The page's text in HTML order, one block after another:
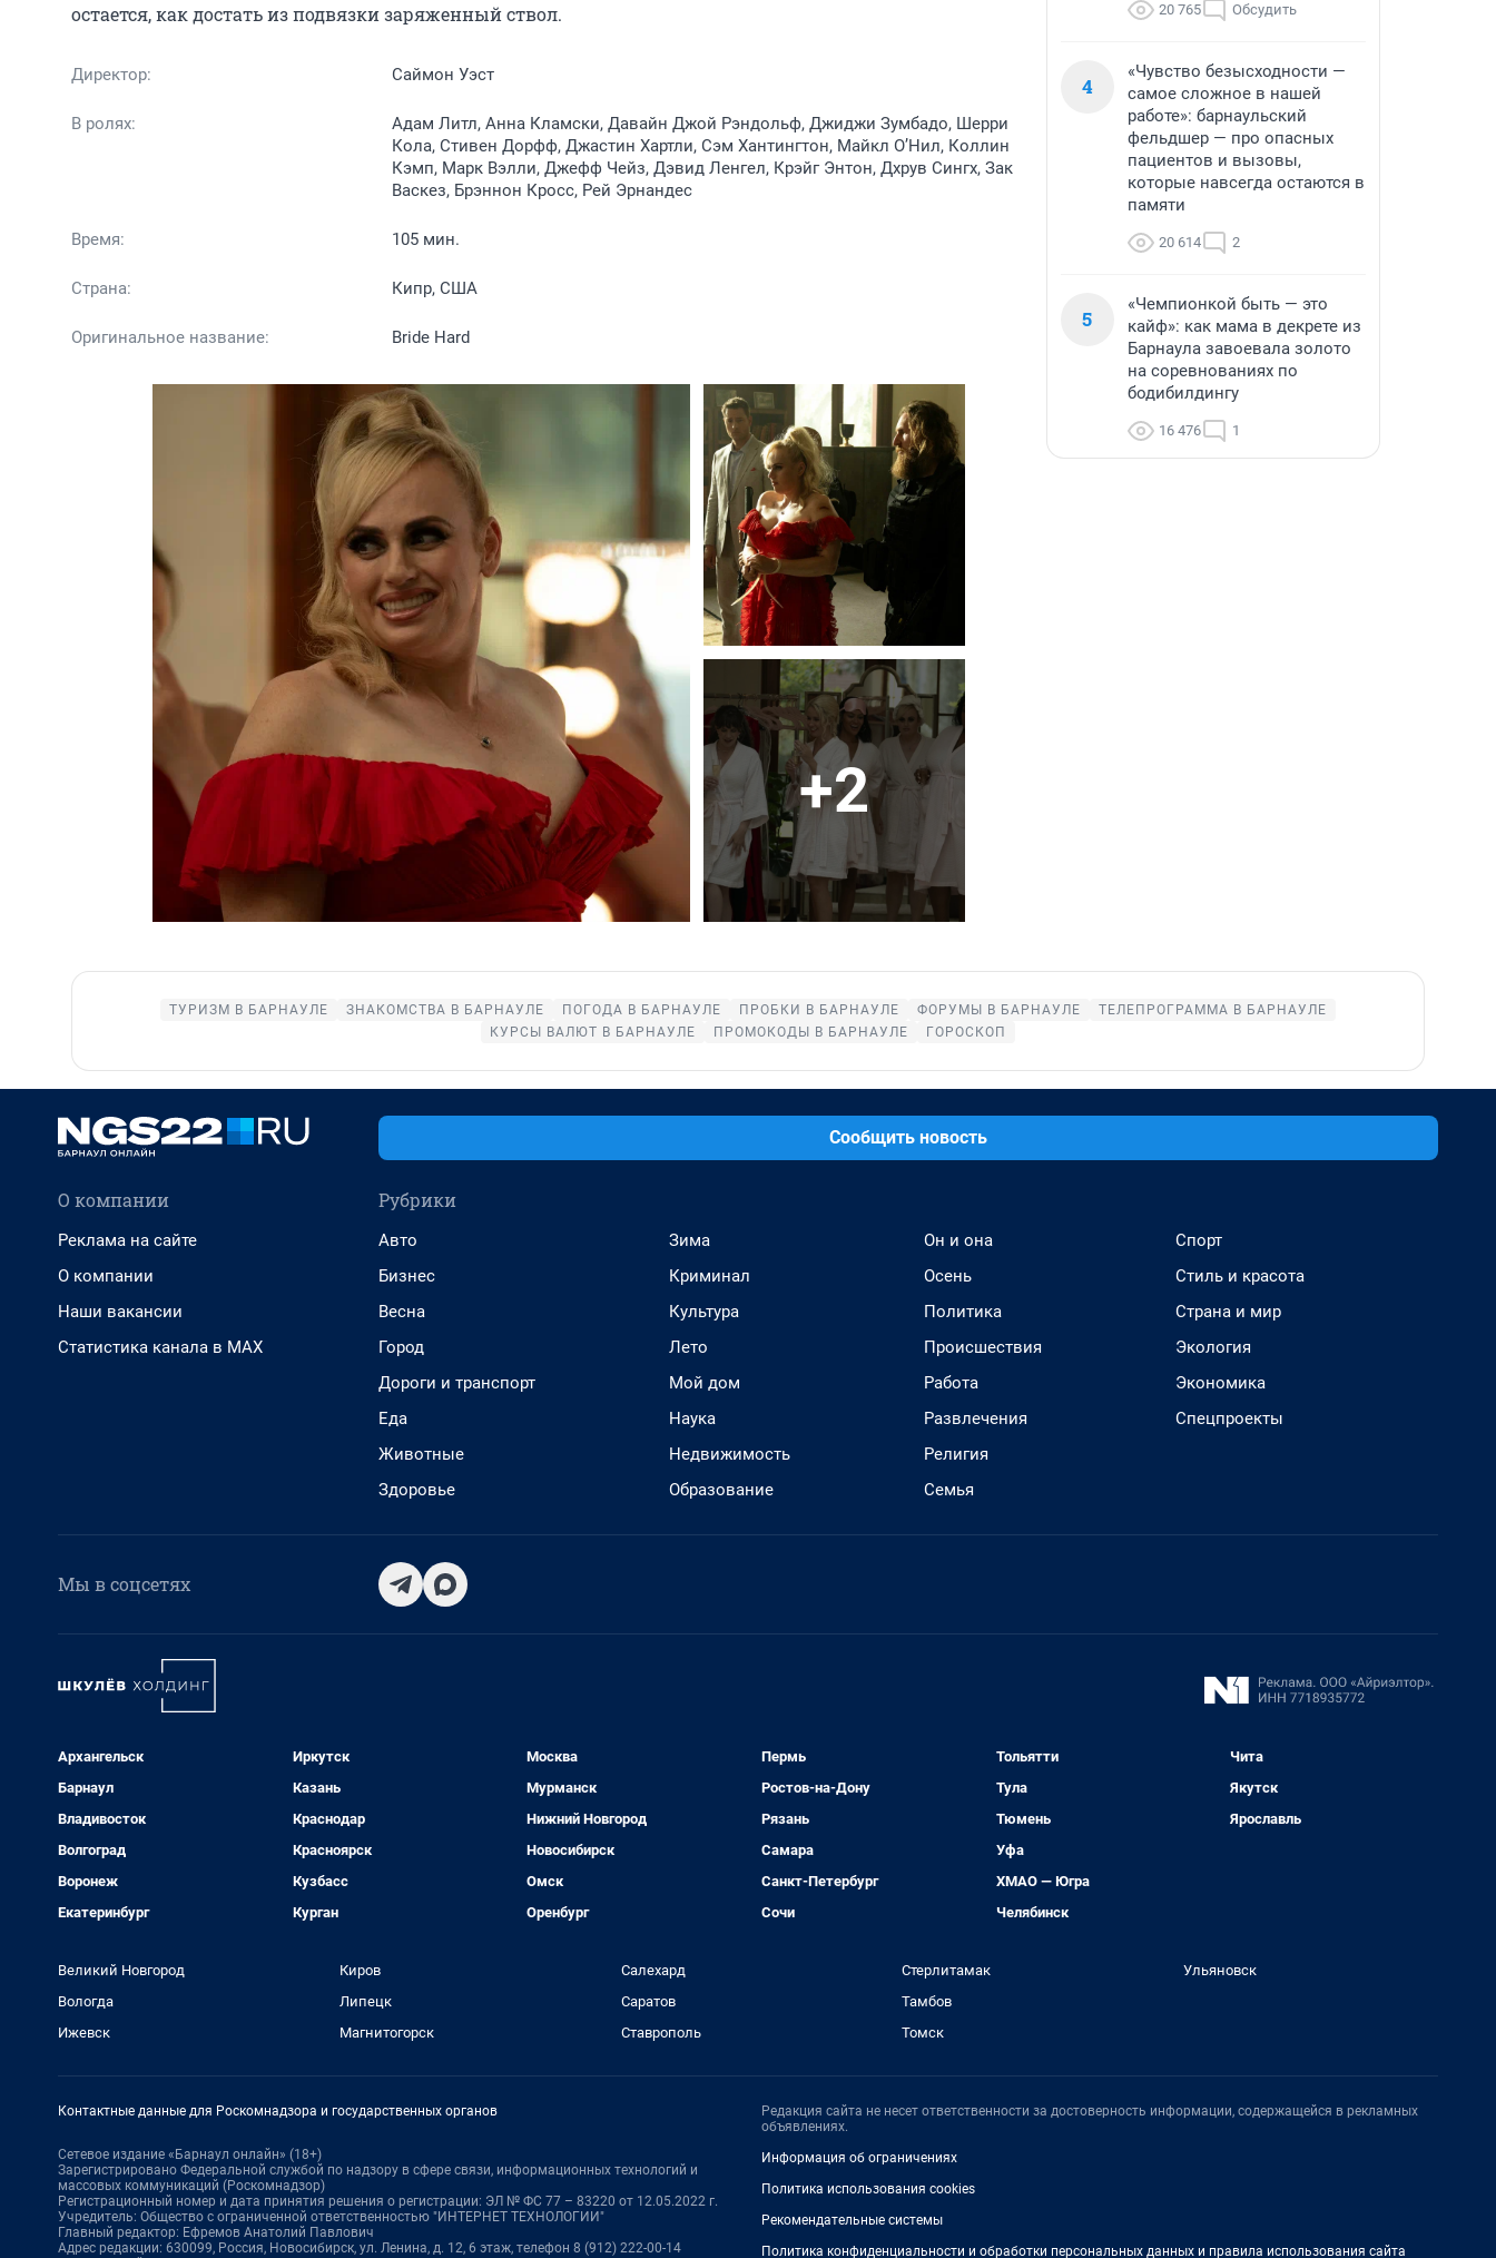
остается, как достать из подвязки заряженный ствол.
Директор: Саймон Уэст
В ролях:
Адам Литл, Анна Кламски, Давайн Джой Рэндольф, Джиджи Зумбадо, Шерри
Кола, Стивен Дорфф, Джастин Хартли, Сэм Хантингтон, Майкл О’Нил, Коллин
Кэмп, Марк Вэлли, Джефф Чейз, Дэвид Ленгел, Крэйг Энтон, Дхрув Сингх, Зак
Васкез, Брэннон Кросс, Рей Эрнандес
Время: 105 мин.
Страна: Кипр, США
Оригинальное название: Bride Hard
+2
20 765 Обсудить
4
«Чувство безысходности —
самое сложное в нашей
работе»: барнаульский
фельдшер — про опасных
пациентов и вызовы,
которые навсегда остаются в
памяти
20 614 2
5
«Чемпионкой быть — это
кайф»: как мама в декрете из
Барнаула завоевала золото
на соревнованиях по
бодибилдингу
16 476 1
ТУРИЗМ В БАРНАУЛЕ ЗНАКОМСТВА В БАРНАУЛЕ ПОГОДА В БАРНАУЛЕ ПРОБКИ В БАРНАУЛЕ ФОРУМЫ В БАРНАУЛЕ
ТЕЛЕПРОГРАММА В БАРНАУЛЕ
КУРСЫ ВАЛЮТ В БАРНАУЛЕ
ПРОМОКОДЫ В БАРНАУЛЕ ГОРОСКОП
Сообщить новость
О компании
Реклама на сайте
О компании
Наши вакансии
Статистика канала в MAX
Рубрики
Авто
Бизнес
Весна
Город
Дороги и транспорт
Еда
Животные
Здоровье
Зима
Криминал
Культура
Лето
Мой дом
Наука
Недвижимость
Образование
Он и она
Осень
Политика
Происшествия
Работа
Развлечения
Религия
Семья
Спорт
Стиль и красота
Страна и мир
Экология
Экономика
Спецпроекты
Мы в соцсетях
Архангельск
Барнаул
Владивосток
Волгоград
Воронеж
Екатеринбург
Иркутск
Казань
Краснодар
Красноярск
Кузбасс
Курган
Москва
Мурманск
Нижний Новгород
Новосибирск
Омск
Оренбург
Пермь
Ростов-на-Дону
Рязань
Самара
Санкт-Петербург
Сочи
Тольятти
Тула
Тюмень
Уфа
ХМАО — Югра
Челябинск
Чита
Якутск
Ярославль
Великий Новгород
Вологда
Ижевск
Киров
Липецк
Магнитогорск
Салехард
Саратов
Ставрополь
Стерлитамак
Тамбов
Томск
Ульяновск
Контактные данные для Роскомнадзора и государственных органов
Сетевое издание «Барнаул онлайн» (18+)
Зарегистрировано Федеральной службой по надзору в сфере связи, информационных технологий и
массовых коммуникаций (Роскомнадзор)
Регистрационный номер и дата принятия решения о регистрации: ЭЛ № ФС 77 – 83220 от 12.05.2022 г.
Учредитель: Общество с ограниченной ответственностью "ИНТЕРНЕТ ТЕХНОЛОГИИ"
Главный редактор: Ефремов Анатолий Павлович
Адрес редакции: 630099, Россия, Новосибирск, ул. Ленина, д. 12, 6 этаж, телефон 8 (912) 222-00-14
Редакция сайта не несет ответственности за достоверность информации, содержащейся в рекламных
объявлениях.
Информация об ограничениях
Политика использования cookies
Рекомендательные системы
Политика конфиденциальности и обработки персональных данных и правила использования сайта